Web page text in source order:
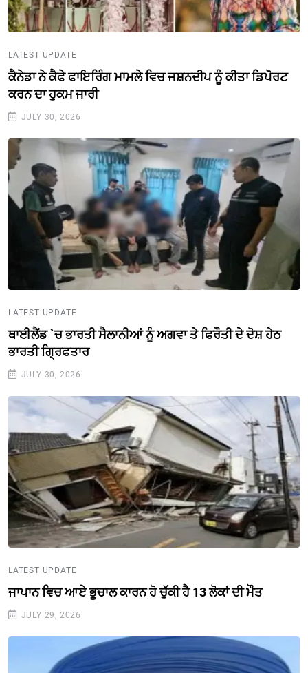
LATEST UPDATE
ਕੈਨੇਡਾ ਨੇ ਕੈਫੇ ਫਾਇਰਿੰਗ ਮਾਮਲੇ ਵਿਚ ਜਸ਼ਨਦੀਪ ਨੂੰ ਕੀਤਾ ਡਿਪੋਰਟ
ਕਰਨ ਦਾ ਹੁਕਮ ਜਾਰੀ
JULY 30, 2026
LATEST UPDATE
ਥਾਈਲੈਂਡ `ਚ ਭਾਰਤੀ ਸੈਲਾਨੀਆਂ ਨੂੰ ਅਗਵਾ ਤੇ ਫਿਰੌਤੀ ਦੇ ਦੋਸ਼ ਹੇਠ
ਭਾਰਤੀ ਗ੍ਰਿਫਤਾਰ
JULY 30, 2026
LATEST UPDATE
ਜਾਪਾਨ ਵਿਚ ਆਏ ਭੂਚਾਲ ਕਾਰਨ ਹੋ ਚੁੱਕੀ ਹੈ 13 ਲੋਕਾਂ ਦੀ ਮੌਤ
JULY 29, 2026